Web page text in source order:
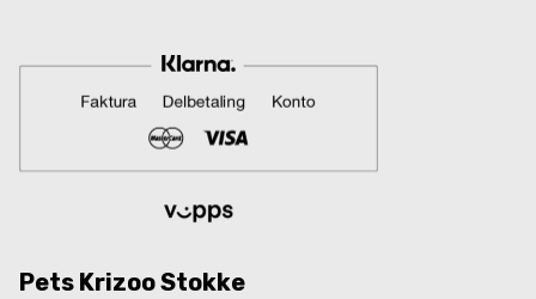
Pets Krizoo Stokke